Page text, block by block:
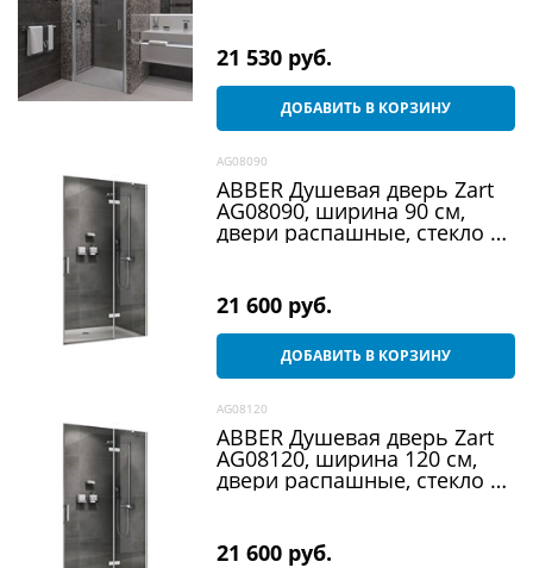
21 530 руб.
ДОБАВИТЬ В КОРЗИНУ
AG08090
ABBER Душевая дверь Zart
AG08090, ширина 90 см,
двери распашные, стекло 6
21 600 руб.
ДОБАВИТЬ В КОРЗИНУ
AG08120
ABBER Душевая дверь Zart
AG08120, ширина 120 см,
двери распашные, стекло 6
21 600 руб.